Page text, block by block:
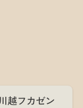
越フカゼン